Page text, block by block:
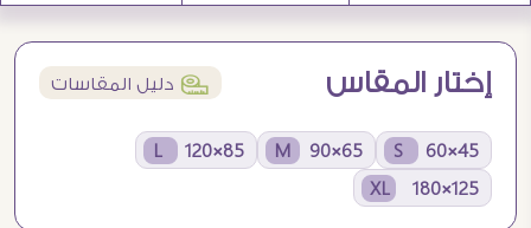
إختار المقاس í دليل المقاسات
45×60 S
65×90 M
85×120 L
125×180 XL